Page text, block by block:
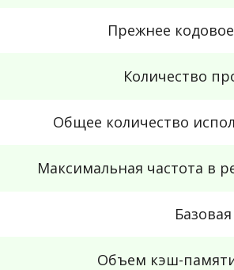
Прежнее
Количество
Общее количество
Максимальная частота в
Объем кэш-